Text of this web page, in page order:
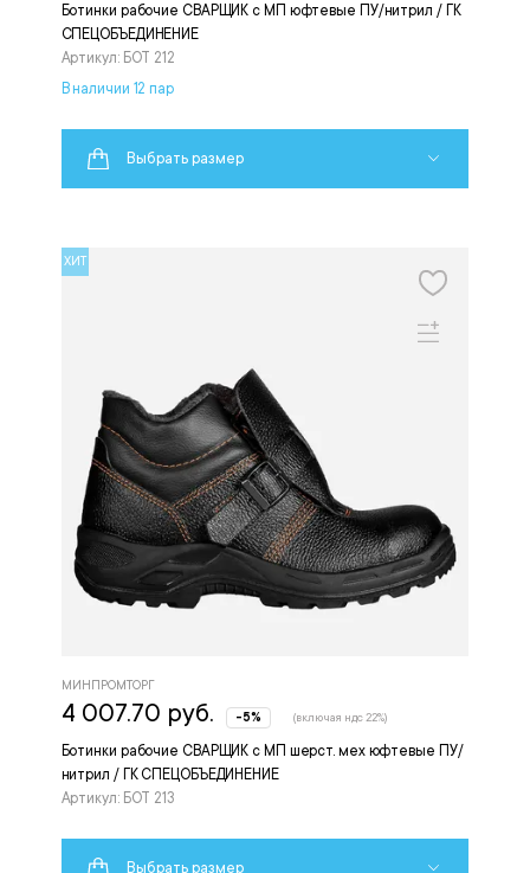
Ботинки рабочие СВАРЩИК с МП юфтевые ПУ/нитрил / ГК
СПЕЦОБЪЕДИНЕНИЕ
Артикул: БОТ 212
В наличии 12 пар
Выбрать размер
ХИТ
Ботинки рабочие СВАРЩИК с МП шерст. мех юфтевые ПУ/
нитрил / ГК СПЕЦОБЪЕДИНЕНИЕ
Артикул: БОТ 213
МИНПРОМТОРГ
4 007.70 руб. -5% (включая ндс 22%)
Выбрать размер